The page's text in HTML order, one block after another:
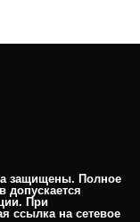
защищены. Полное
допускается
При
ссылка на сетевое